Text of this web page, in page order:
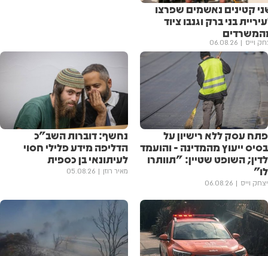
קטינים נאשמים שפרצו
בני ברק וגנבו ציוד
וייס 06.08.26
פתח עסק ללא רישיון על
בסיס ייעוץ מהמדינה - והועמד
לדין; השופט שטיין: "תוותרו
לו"
יצחק וייס 06.08.26
נחשף: דוברות השב"כ
הדליפה מידע פלילי חסוי
לעיתונאי בן כספית
מאיר רוזן 05.08.26